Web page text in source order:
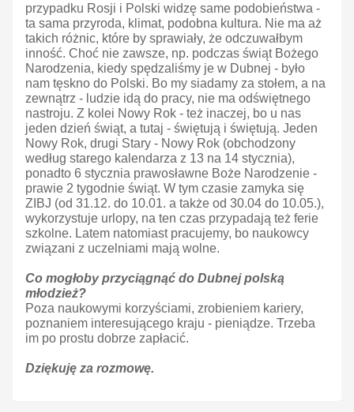
przypadku Rosji i Polski widzę same podobieństwa -
ta sama przyroda, klimat, podobna kultura. Nie ma aż
takich różnic, które by sprawiały, że odczuwałbym
inność. Choć nie zawsze, np. podczas świąt Bożego
Narodzenia, kiedy spędzaliśmy je w Dubnej - było
nam tęskno do Polski. Bo my siadamy za stołem, a na
zewnątrz - ludzie idą do pracy, nie ma odświętnego
nastroju. Z kolei Nowy Rok - też inaczej, bo u nas
jeden dzień świąt, a tutaj - świętują i świętują. Jeden
Nowy Rok, drugi Stary - Nowy Rok (obchodzony
według starego kalendarza z 13 na 14 stycznia),
ponadto 6 stycznia prawosławne Boże Narodzenie -
prawie 2 tygodnie świąt. W tym czasie zamyka się
ZIBJ (od 31.12. do 10.01. a także od 30.04 do 10.05.),
wykorzystuje urlopy, na ten czas przypadają też ferie
szkolne. Latem natomiast pracujemy, bo naukowcy
związani z uczelniami mają wolne.
Co mogłoby przyciągnąć do Dubnej polską
młodzież?
Poza naukowymi korzyściami, zrobieniem kariery,
poznaniem interesującego kraju - pieniądze. Trzeba
im po prostu dobrze zapłacić.
Dziękuję za rozmowę.